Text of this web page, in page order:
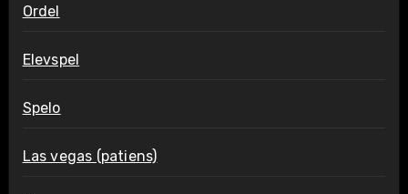
Ordel
Elevspel
Spelo
Las vegas (patiens)